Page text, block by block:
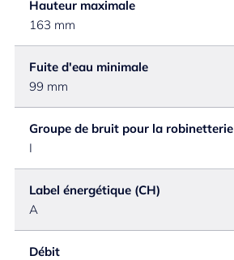
Hauteur maximale
163 mm
Fuite d'eau minimale
99 mm
Groupe de bruit pour la robinetterie
I
Label énergétique (CH)
A
Débit